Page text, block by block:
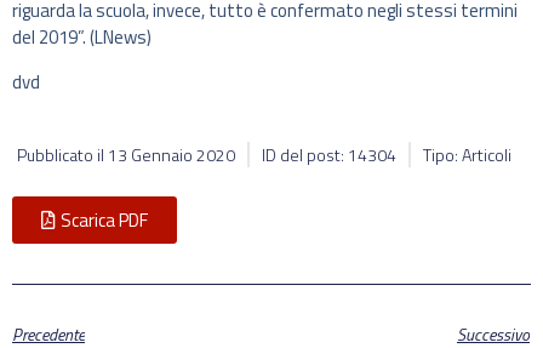
riguarda la scuola, invece, tutto è confermato negli stessi termini
del 2019”. (LNews)
dvd
Pubblicato il 13 Gennaio 2020 ID del post: 14304 Tipo: Articoli
Scarica PDF
Precedente Successivo